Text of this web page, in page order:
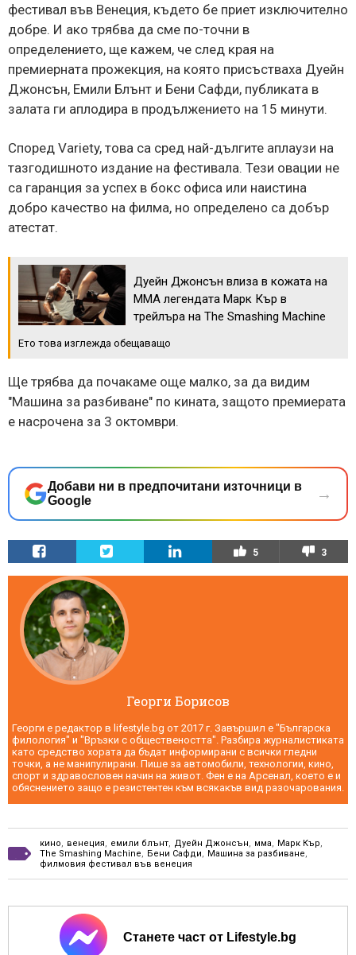
фестивал във Венеция, където бе приет изключително
добре. И ако трябва да сме по-точни в
определението, ще кажем, че след края на
премиерната прожекция, на която присъстваха Дуейн
Джонсън, Емили Блънт и Бени Сафди, публиката в
залата ги аплодира в продължението на 15 минути.
Според Variety, това са сред най-дългите аплаузи на
тазгодишното издание на фестивала. Тези овации не
са гаранция за успех в бокс офиса или наистина
добро качество на филма, но определено са добър
атестат.
Дуейн Джонсън влиза в кожата на
ММА легендата Марк Кър в
трейлъра на The Smashing Machine
Ето това изглежда обещаващо
Ще трябва да почакаме още малко, за да видим
"Машина за разбиване" по кината, защото премиерата
е насрочена за 3 октомври.
Добави ни в предпочитани източници в
Google
→
5 3
Георги Борисов
Георги е редактор в lifestyle.bg от 2017 г. Завършил е "Българска
филология" и "Връзки с обществеността". Разбира журналистиката
като средство хората да бъдат информирани с всички гледни
точки, а не манипулирани. Пише за автомобили, технологии, кино,
спорт и здравословен начин на живот. Фен е на Арсенал, което е и
обяснението защо е резистентен към всякакъв вид разочарования.
кино, венеция, емили блънт, Дуейн Джонсън, мма, Марк Кър,
The Smashing Machine, Бени Сафди, Машина за разбиване,
филмовия фестивал във венеция
Станете част от Lifestyle.bg